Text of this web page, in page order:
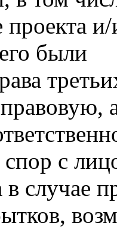
проекта
были
спор с
случае